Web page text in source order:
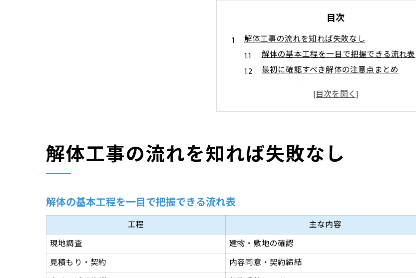
目次
解体工事の流れを知れば失敗なし
解体の基本工程を一目で把握できる流れ表
最初に確認すべき解体の注意点まとめ
解体工事前後で気をつけたいポイント
近隣対応も含めた解体の進め方とは
小田原市で解体業者を選ぶ際のコツ
初めての解体工事で押さえておくべき流れ
解体を始める前に準備する書類一覧
小田原市で後悔しない解体工事の極意
小田原市の解体工事で失敗しない秘訣
地域特有の解体注意点と対策一覧
解体工事で後悔しやすいポイントを解説
解体工事の流れを知れば失敗なし
解体の基本工程を一目で把握できる流れ表
工程 主な内容
現地調査
建物・敷地の確認
見積もり・契約
内容同意・契約締結